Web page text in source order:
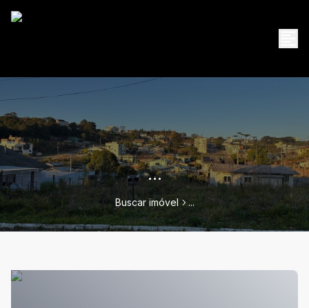
...
Buscar imóvel ...